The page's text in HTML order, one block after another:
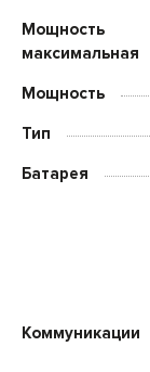
Мощность
максимальная
Мощность
Тип
Батарея
Коммуникации